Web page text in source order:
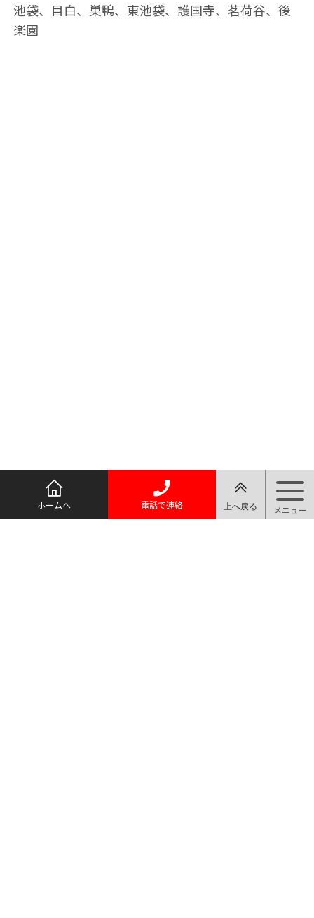
池袋、目白、巣鴨、東池袋、護国寺、茗荷谷、後
楽園
ホームへ 電話で連絡